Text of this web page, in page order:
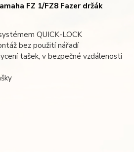
FZ 1/FZ8 Fazer držák
QUICK-LOCK
bez použití nářadí
tašek, v bezpečné vzdálenosti